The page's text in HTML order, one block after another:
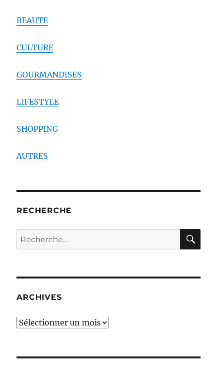
BEAUTE
CULTURE
GOURMANDISES
LIFESTYLE
SHOPPING
AUTRES
RECHERCHE
Recherche
pour :
ARCHIVES
ARCHIVES